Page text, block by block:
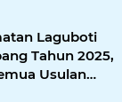
Laguboti
Tahun 2025,